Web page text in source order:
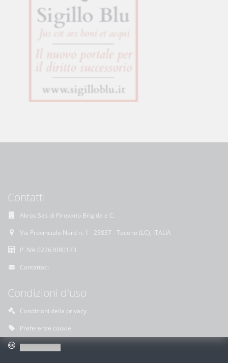
Contatti
Akros Sas di Pirovano Brigida e C.
Via Provinciale Nord n. 1 - 23837 - Taceno (LC), ITALIA
P. IVA 02263080133
Contattaci
Condizioni d'uso
Condizioni della privacy
Preferenze cookie